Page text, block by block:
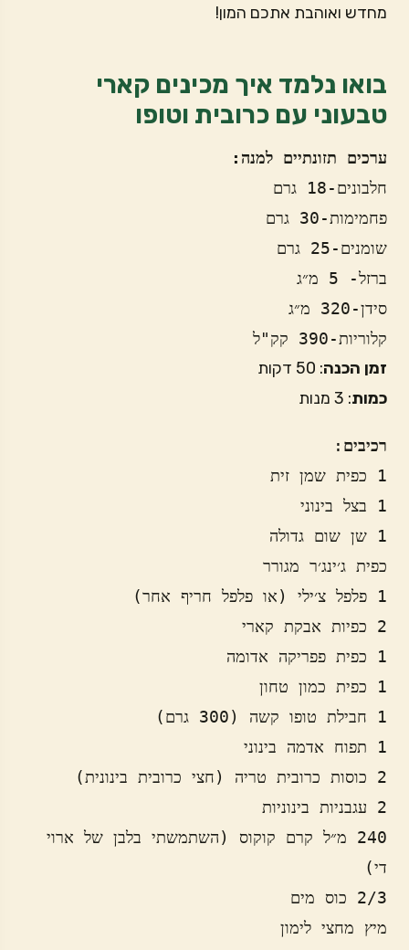
מחדש ואוהבת אתכם המון!
בואו נלמד איך מכינים קארי
טבעוני עם כרובית וטופו
ערכים תזונתיים למנה:
חלבונים-18 גרם
פחמימות-30 גרם
שומנים-25 גרם
ברזל- 5 מ״ג
סידן-320 מ״ג
קלוריות-390 קק"ל
זמן הכנה: 50 דקות
כמות: 3 מנות
רכיבים